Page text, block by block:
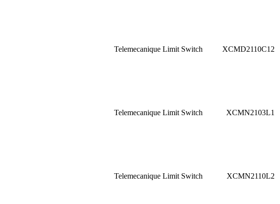
XCMD2110C12
Telemecanique Limit Switch
XCMN2103L1
Telemecanique Limit Switch
XCMN2110L2
Telemecanique Limit Switch